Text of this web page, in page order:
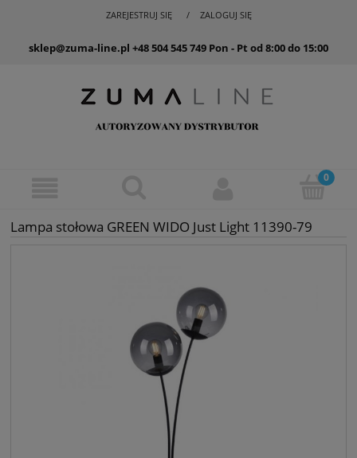
ZAREJESTRUJ SIĘ ZALOGUJ SIĘ
sklep@zuma-line.pl +48 504 545 749 Pon - Pt od 8:00 do 15:00
Lampa stołowa GREEN WIDO Just Light 11390-79